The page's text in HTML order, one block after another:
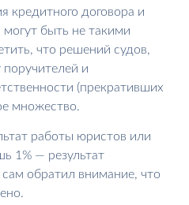
кредитного договора и
могут быть не такими
что решений судов,
поручителей и
(прекративших
множество.
работы юристов или
1% — результат
сам обратил внимание, что